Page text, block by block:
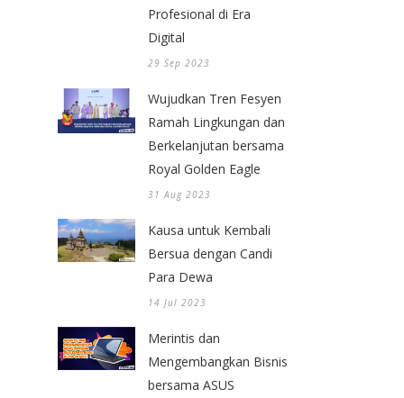
Profesional di Era
Digital
29 Sep 2023
Wujudkan Tren Fesyen
Ramah Lingkungan dan
Berkelanjutan bersama
Royal Golden Eagle
31 Aug 2023
Kausa untuk Kembali
Bersua dengan Candi
Para Dewa
14 Jul 2023
Merintis dan
Mengembangkan Bisnis
bersama ASUS